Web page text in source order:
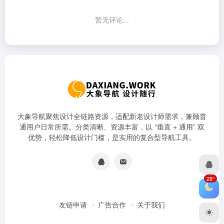
暂无评论...
大象导航聚焦设计全链路资源，适配新老设计师需求，兼顾普
通用户日常所需。分类清晰、资源丰富，以 “垂直 + 通用” 双
优势，轻松降低设计门槛，是实用的复合型导航工具。
友链申请 广告合作 关于我们
28°